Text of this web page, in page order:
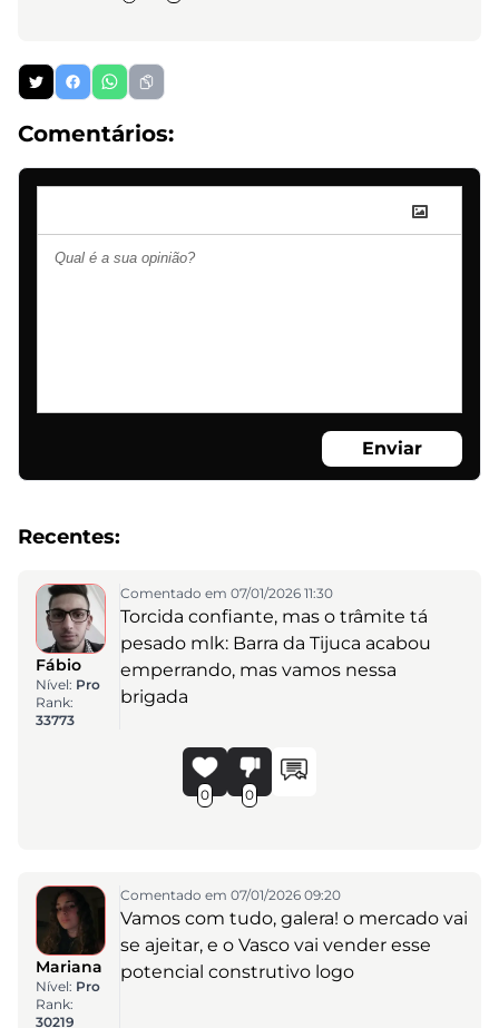
Comentários:
Enviar
Recentes:
Fábio
Nível: Pro
Rank:
33773
Comentado em 07/01/2026 11:30
Torcida confiante, mas o trâmite tá
pesado mlk: Barra da Tijuca acabou
emperrando, mas vamos nessa
brigada
0 0
Mariana
Nível: Pro
Rank:
30219
Comentado em 07/01/2026 09:20
Vamos com tudo, galera! o mercado vai
se ajeitar, e o Vasco vai vender esse
potencial construtivo logo